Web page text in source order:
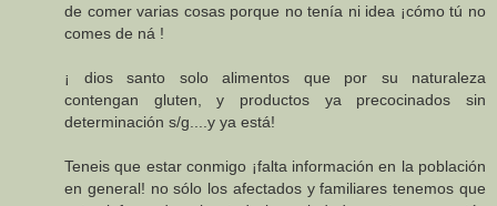
de comer varias cosas porque no tenía ni idea ¡cómo tú no
comes de ná !
¡ dios santo solo alimentos que por su naturaleza
contengan gluten, y productos ya precocinados sin
determinación s/g....y ya está!
Teneis que estar conmigo ¡falta información en la población
en general! no sólo los afectados y familiares tenemos que